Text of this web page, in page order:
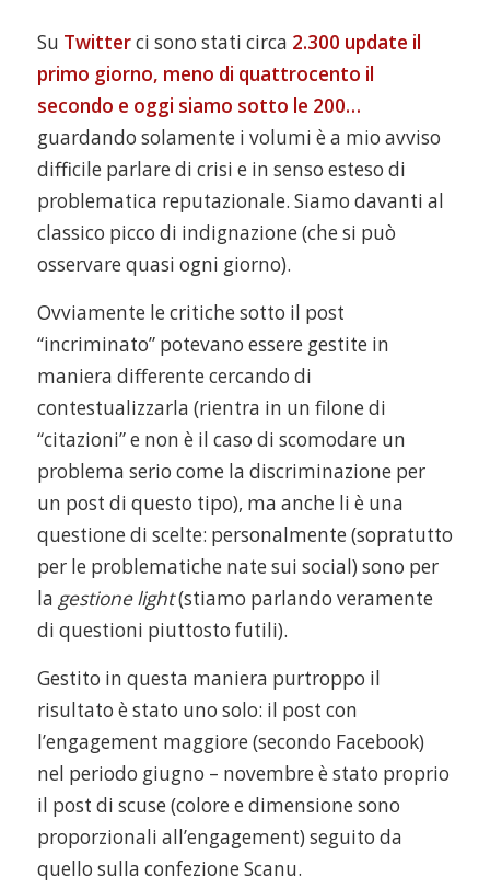
Su Twitterci sono stati circa 2.300 update il
primo giorno, meno di quattrocento il
secondo e oggi siamo sotto le 200…
guardando solamente i volumi è a mio avviso
difficile parlare di crisi e in senso esteso di
problematica reputazionale. Siamo davanti al
classico picco di indignazione (che si può
osservare quasi ogni giorno).
Ovviamente le critiche sotto il post
“incriminato” potevano essere gestite in
maniera differente cercando di
contestualizzarla (rientra in un filone di
“citazioni” e non è il caso di scomodare un
problema serio come la discriminazione per
un post di questo tipo), ma anche li è una
questione di scelte: personalmente (sopratutto
per le problematiche nate sui social) sono per
la gestione light(stiamo parlando veramente
di questioni piuttosto futili).
Gestito in questa maniera purtroppo il
risultato è stato uno solo: il post con
l’engagement maggiore (secondo Facebook)
nel periodo giugno – novembre è stato proprio
il post di scuse (colore e dimensione sono
proporzionali all’engagement) seguito da
quello sulla confezione Scanu.